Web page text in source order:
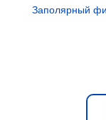
Заполярный